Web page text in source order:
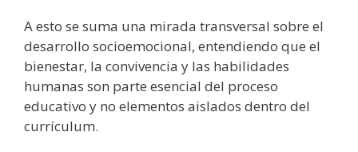
A esto se suma una mirada transversal sobre el
desarrollo socioemocional, entendiendo que el
bienestar, la convivencia y las habilidades
humanas son parte esencial del proceso
educativo y no elementos aislados dentro del
currículum.